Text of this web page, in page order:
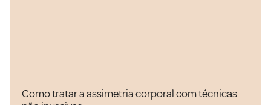
Como tratar a assimetria corporal com técnicas